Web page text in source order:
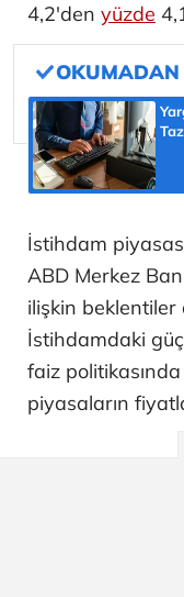
4,2'den yüzde
İstihdam
ABD Merkez
ilişkin beklentiler
İstihdamdaki
faiz
piyasaların